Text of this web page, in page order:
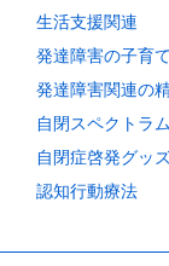
生活支援関連
発達障害の子育
発達障害関連の
自閉スペクトラ
自閉症啓発グッ
認知行動療法